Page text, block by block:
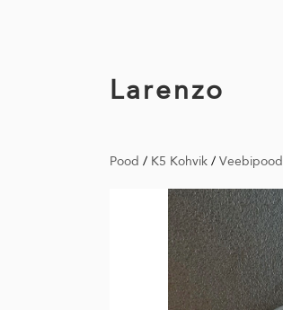
Larenzo
Pood / K5 Kohvik / Veebipood